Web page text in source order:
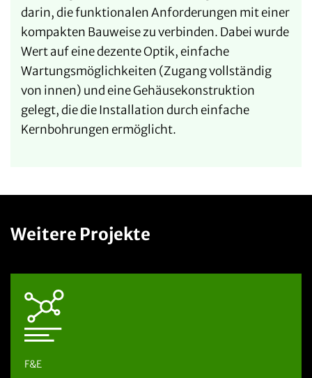
darin, die funktionalen Anforderungen mit einer
kompakten Bauweise zu verbinden. Dabei wurde
Wert auf eine dezente Optik, einfache
Wartungsmöglichkeiten (Zugang vollständig
von innen) und eine Gehäusekonstruktion
gelegt, die die Installation durch einfache
Kernbohrungen ermöglicht.
Weitere Projekte
F&E